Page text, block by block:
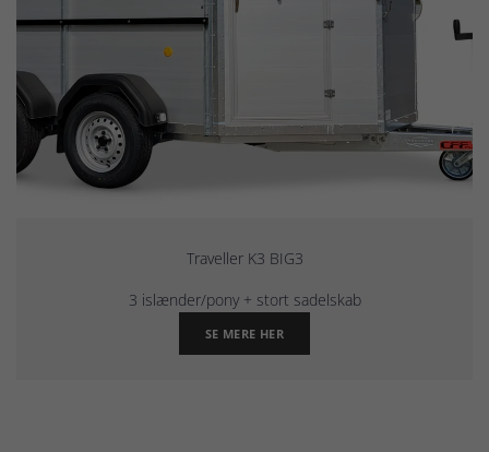
Traveller K3 BIG3
3 islænder/pony + stort sadelskab
SE MERE HER